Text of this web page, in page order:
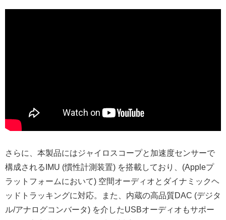
さらに、本製品にはジャイロスコープと加速度センサーで
構成されるIMU (慣性計測装置) を搭載しており、(Appleプ
ラットフォームにおいて) 空間オーディオとダイナミックヘ
ッドトラッキングに対応。また、内蔵の高品質DAC (デジタ
ル/アナログコンバータ) を介したUSBオーディオもサポー